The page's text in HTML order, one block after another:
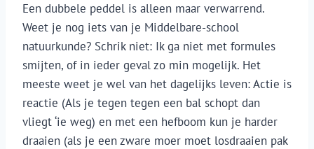
Een dubbele peddel is alleen maar verwarrend.
Weet je nog iets van je Middelbare-school
natuurkunde? Schrik niet: Ik ga niet met formules
smijten, of in ieder geval zo min mogelijk. Het
meeste weet je wel van het dagelijks leven: Actie is
reactie (Als je tegen tegen een bal schopt dan
vliegt ‘ie weg) en met een hefboom kun je harder
draaien (als je een zware moer moet losdraaien pak